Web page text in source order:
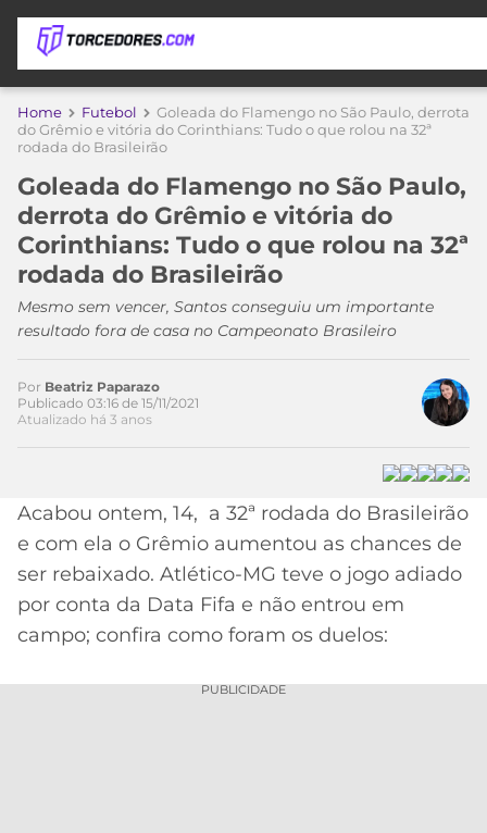
APOSTAS
DICAS
DE
APOSTA
MELHORES
SITES
DE
APOSTAS
2026
CÓDIGO
CÓDIGO
DE
INDICAÇÃO
BET365
ÚLTIMAS
COPA
DO
MUNDO
TIMES
MEU
TIME
CORINTHIANS
SÃO
PAULO
CAMPEONATOS
LIBERTADORES
COPA
DO
MERCADO
DA
BOLA
PALPITES
Home Futebol
Goleada do Flamengo no São Paulo, derrota
do Grêmio e vitória do Corinthians: Tudo o que rolou na 32ª
rodada do Brasileirão
Goleada do Flamengo no São Paulo,
derrota do Grêmio e vitória do
Corinthians: Tudo o que rolou na 32ª
rodada do Brasileirão
Mesmo sem vencer, Santos conseguiu um importante
resultado fora de casa no Campeonato Brasileiro
Acesse o perfil do autor
no Twitter
Por Beatriz Paparazo
Publicado 03:16 de 15/11/2021
Atualizado há 3 anos
Acabou ontem, 14, a 32ª rodada do Brasileirão
e com ela o Grêmio aumentou as chances de
ser rebaixado. Atlético-MG teve o jogo adiado
por conta da Data Fifa e não entrou em
campo; confira como foram os duelos:
PUBLICIDADE